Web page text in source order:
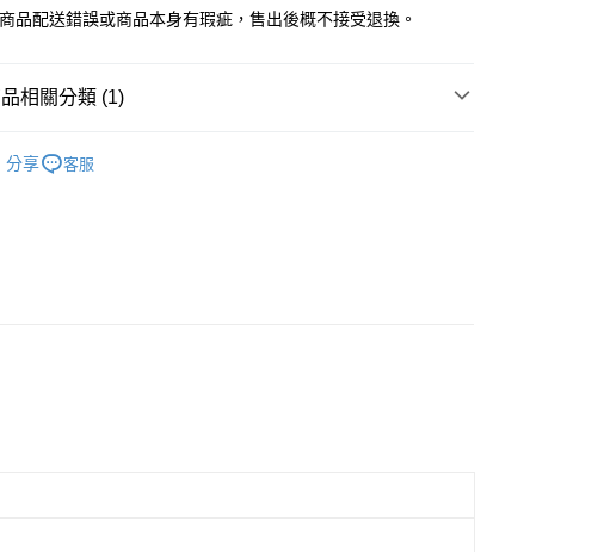
NT$130，滿NT$2,500(含以上)免運費
品配送錯誤或商品本身有瑕疵，售出後概不接受退換。
相關分類 (1)
分享
客服